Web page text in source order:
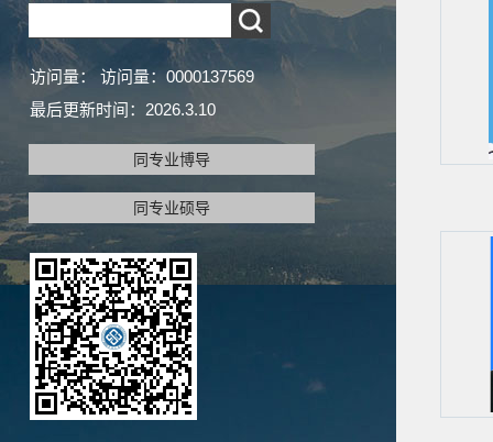
访问量： 访问量： 0000137569
最后更新时间： 2026.3.10
同专业博导
同专业硕导